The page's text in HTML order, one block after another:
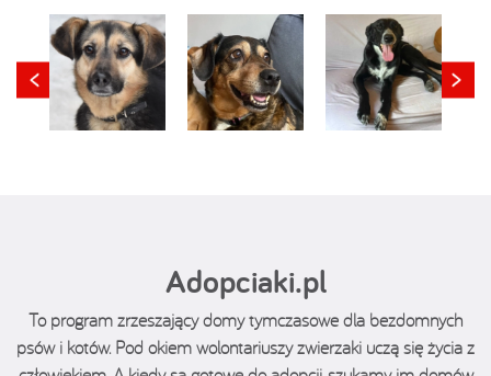
Adopciaki.pl
To program zrzeszający domy tymczasowe dla bezdomnych
psów i kotów. Pod okiem wolontariuszy zwierzaki uczą się życia z